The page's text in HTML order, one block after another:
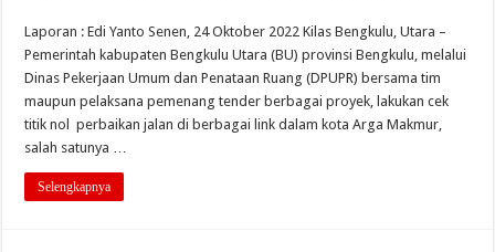
Laporan : Edi Yanto Senen, 24 Oktober 2022 Kilas Bengkulu, Utara –
Pemerintah kabupaten Bengkulu Utara (BU) provinsi Bengkulu, melalui
Dinas Pekerjaan Umum dan Penataan Ruang (DPUPR) bersama tim
maupun pelaksana pemenang tender berbagai proyek, lakukan cek
titik nol perbaikan jalan di berbagai link dalam kota Arga Makmur,
salah satunya …
Selengkapnya